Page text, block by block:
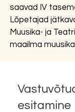
saavad IV
Lõpetajad
Muusika- ja
maailma
esitamine